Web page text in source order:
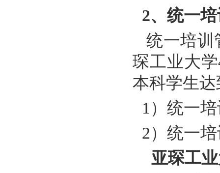
2、统一
统一培训
琛工业大学
本科学生
1 ）统一
2）统一
亚琛工